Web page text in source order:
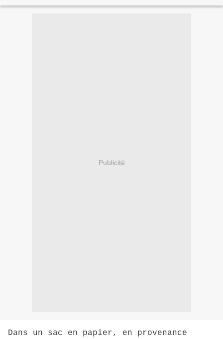
Publicité
Dans un sac en papier, en provenance